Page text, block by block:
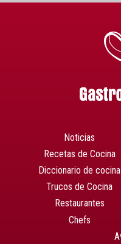
Noticias
Recetas de Cocina
Diccionario de cocina
Trucos de Cocina
Restaurantes
Chefs